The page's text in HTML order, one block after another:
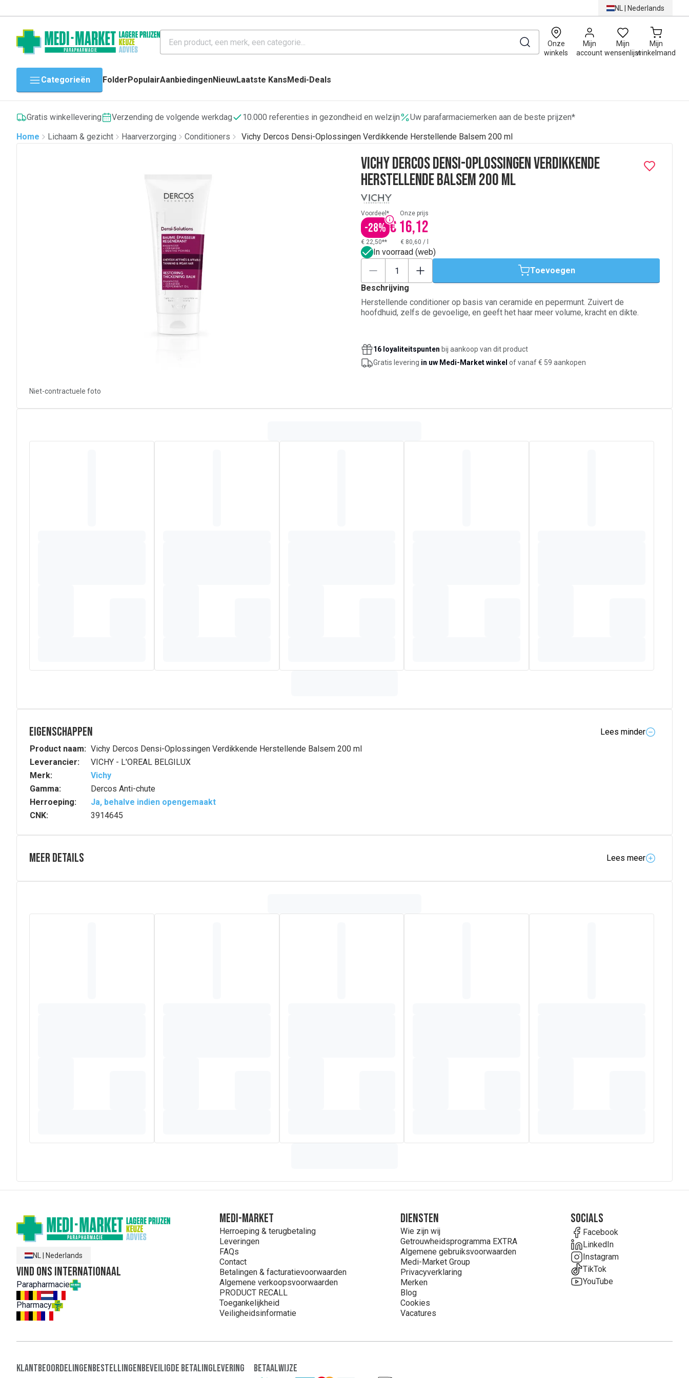
NL | Nederlands
Onze
winkels
Mijn
account
Mijn
wensenlijst
Mijn
winkelmand
0
Categorieën FolderPopulairAanbiedingenNieuwLaatste KansMedi-Deals
Gratis winkellevering Verzending de volgende werkdag 10.000 referenties in gezondheid en welzijn
Uw parafarmaciemerken aan de beste prijzen*
Home
Lichaam & gezicht Haarverzorging Conditioners Vichy Dercos Densi-Oplossingen Verdikkende Herstellende Balsem 200 ml
Niet-contractuele foto
Vichy Dercos Densi-Oplossingen Verdikkende
Herstellende Balsem 200 ml
Voordeel*
-28%
Onze prijs
€ 16,12
€ 22,50** € 80,60 /
In voorraad (web)
Toevoegen
Beschrijving
Herstellende conditioner op basis van ceramide en pepermunt. Zuivert de
hoofdhuid, zelfs de gevoelige, en geeft het haar meer volume, kracht en dikte.
16 loyaliteitspunten bij aankoop van dit product
Gratis levering in uw Medi-Market winkel of vanaf € 59 aankopen
Eigenschappen
Lees minder
Product naam: Vichy Dercos Densi-Oplossingen Verdikkende Herstellende Balsem 200 ml
Leverancier:
VICHY - L'OREAL BELGILUX
Merk:
Vichy
Gamma:
Dercos Anti-chute
Herroeping:
Ja, behalve indien opengemaakt
CNK:
3914645
Meer details
Lees meer
Versterkende balsem voor fijn en verzwakt haar hydrateert de hoofdhuid en verbetert de kwaliteit ervan en verbetert tegelijk de haarvezels voor sterker, dikker, gezonder
Samenstelling
NL Nederlands
Vind ons internationaal
Parapharmacie
Pharmacy
MEDI-MARKET
Herroeping & terugbetaling
Leveringen
FAQs
Contact
Betalingen & facturatievoorwaarden
Algemene verkoopsvoorwaarden
PRODUCT RECALL
Toegankelijkheid
Veiligheidsinformatie
Diensten
Wie zijn wij
Getrouwheidsprogramma EXTRA
Algemene gebruiksvoorwaarden
Medi-Market Group
Privacyverklaring
Merken
Blog
Cookies
Vacatures
Socials
Facebook
LinkedIn
Instagram
TikTok
YouTube
KlantbeoordelingenBestellingenBeveiligde BetalingLevering Betaalwijze